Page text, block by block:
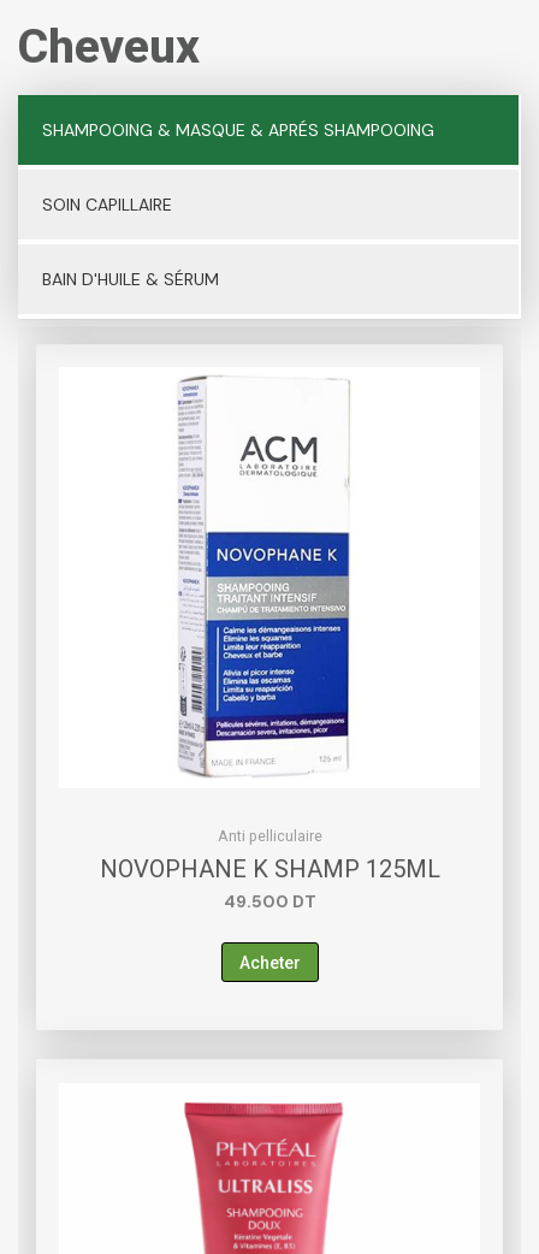
Cheveux
SHAMPOOING & MASQUE & APRÉS SHAMPOOING
SOIN CAPILLAIRE
BAIN D'HUILE & SÉRUM
Anti pelliculaire
NOVOPHANE K SHAMP 125ML
49.500 DT
Acheter